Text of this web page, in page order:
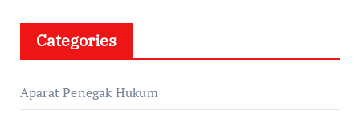
Categories
Aparat Penegak Hukum